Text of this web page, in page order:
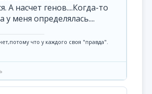
А насчет генов....Когда-то
у меня определялась....
что у каждого своя "правда".